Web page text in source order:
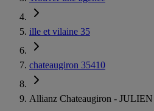
ille et vilaine 35
chateaugiron 35410
Allianz Chateaugiron -